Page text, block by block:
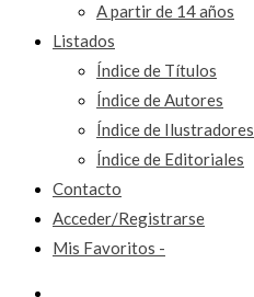
A partir de 14 años
Listados
Índice de Títulos
Índice de Autores
Índice de Ilustradores
Índice de Editoriales
Contacto
Acceder/Registrarse
Mis Favoritos -